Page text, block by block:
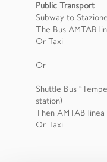
Public Transport
Subway to
The Bus AMTAB
Or Taxi
Or
Shuttle Bus
station)
Then AMTAB
Or Taxi